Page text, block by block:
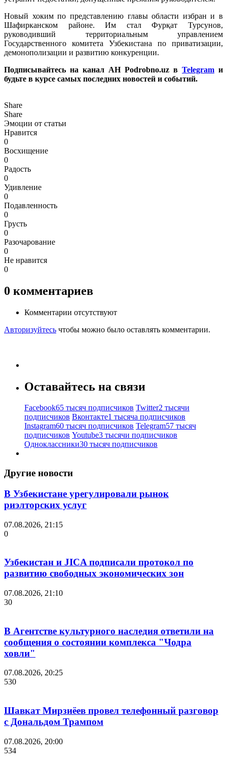
Новый хоким по представлению главы области избран и в
Шафирканском районе. Им стал Фурқат Турсунов,
руководивший территориальным управлением
Государственного комитета Узбекистана по приватизации,
демонополизации и развитию конкуренции.
Подписывайтесь на канал АН Podrobno.uz в Telegram и
будьте в курсе самых последних новостей и событий.
Share
Share
Эмоции от статьи
Нравится
0
Восхищение
0
Радость
0
Удивление
0
Подавленность
0
Грусть
0
Разочарование
0
Не нравится
0
0 комментариев
Комментарии отсутствуют
Авторизуйтесь чтобы можно было оставлять комментарии.
Оставайтесь на связи
Facebook65 тысяч подписчиков Twitter2 тысячи
подписчиков Вконтакте1 тысяча подписчиков
Instagram60 тысяч подписчиков Telegram57 тысяч
подписчиков Youtube3 тысячи подписчиков
Одноклассники30 тысяч подписчиков
Другие новости
В Узбекистане урегулировали рынок
риэлторских услуг
07.08.2026, 21:15
0
Узбекистан и JICA подписали протокол по
развитию свободных экономических зон
07.08.2026, 21:10
30
В Агентстве культурного наследия ответили на
сообщения о состоянии комплекса "Чодра
ховли"
07.08.2026, 20:25
530
Шавкат Мирзиёев провел телефонный разговор
с Дональдом Трампом
07.08.2026, 20:00
534